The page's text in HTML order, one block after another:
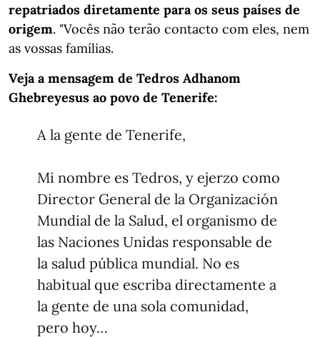
repatriados diretamente para os seus países de
origem. "Vocês não terão contacto com eles, nem
as vossas famílias.
Veja a mensagem de Tedros Adhanom
Ghebreyesus ao povo de Tenerife:
A la gente de Tenerife,
Mi nombre es Tedros, y ejerzo como
Director General de la Organización
Mundial de la Salud, el organismo de
las Naciones Unidas responsable de
la salud pública mundial. No es
habitual que escriba directamente a
la gente de una sola comunidad,
pero hoy…